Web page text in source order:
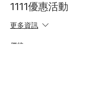
1111優惠活動
更多資訊
價格